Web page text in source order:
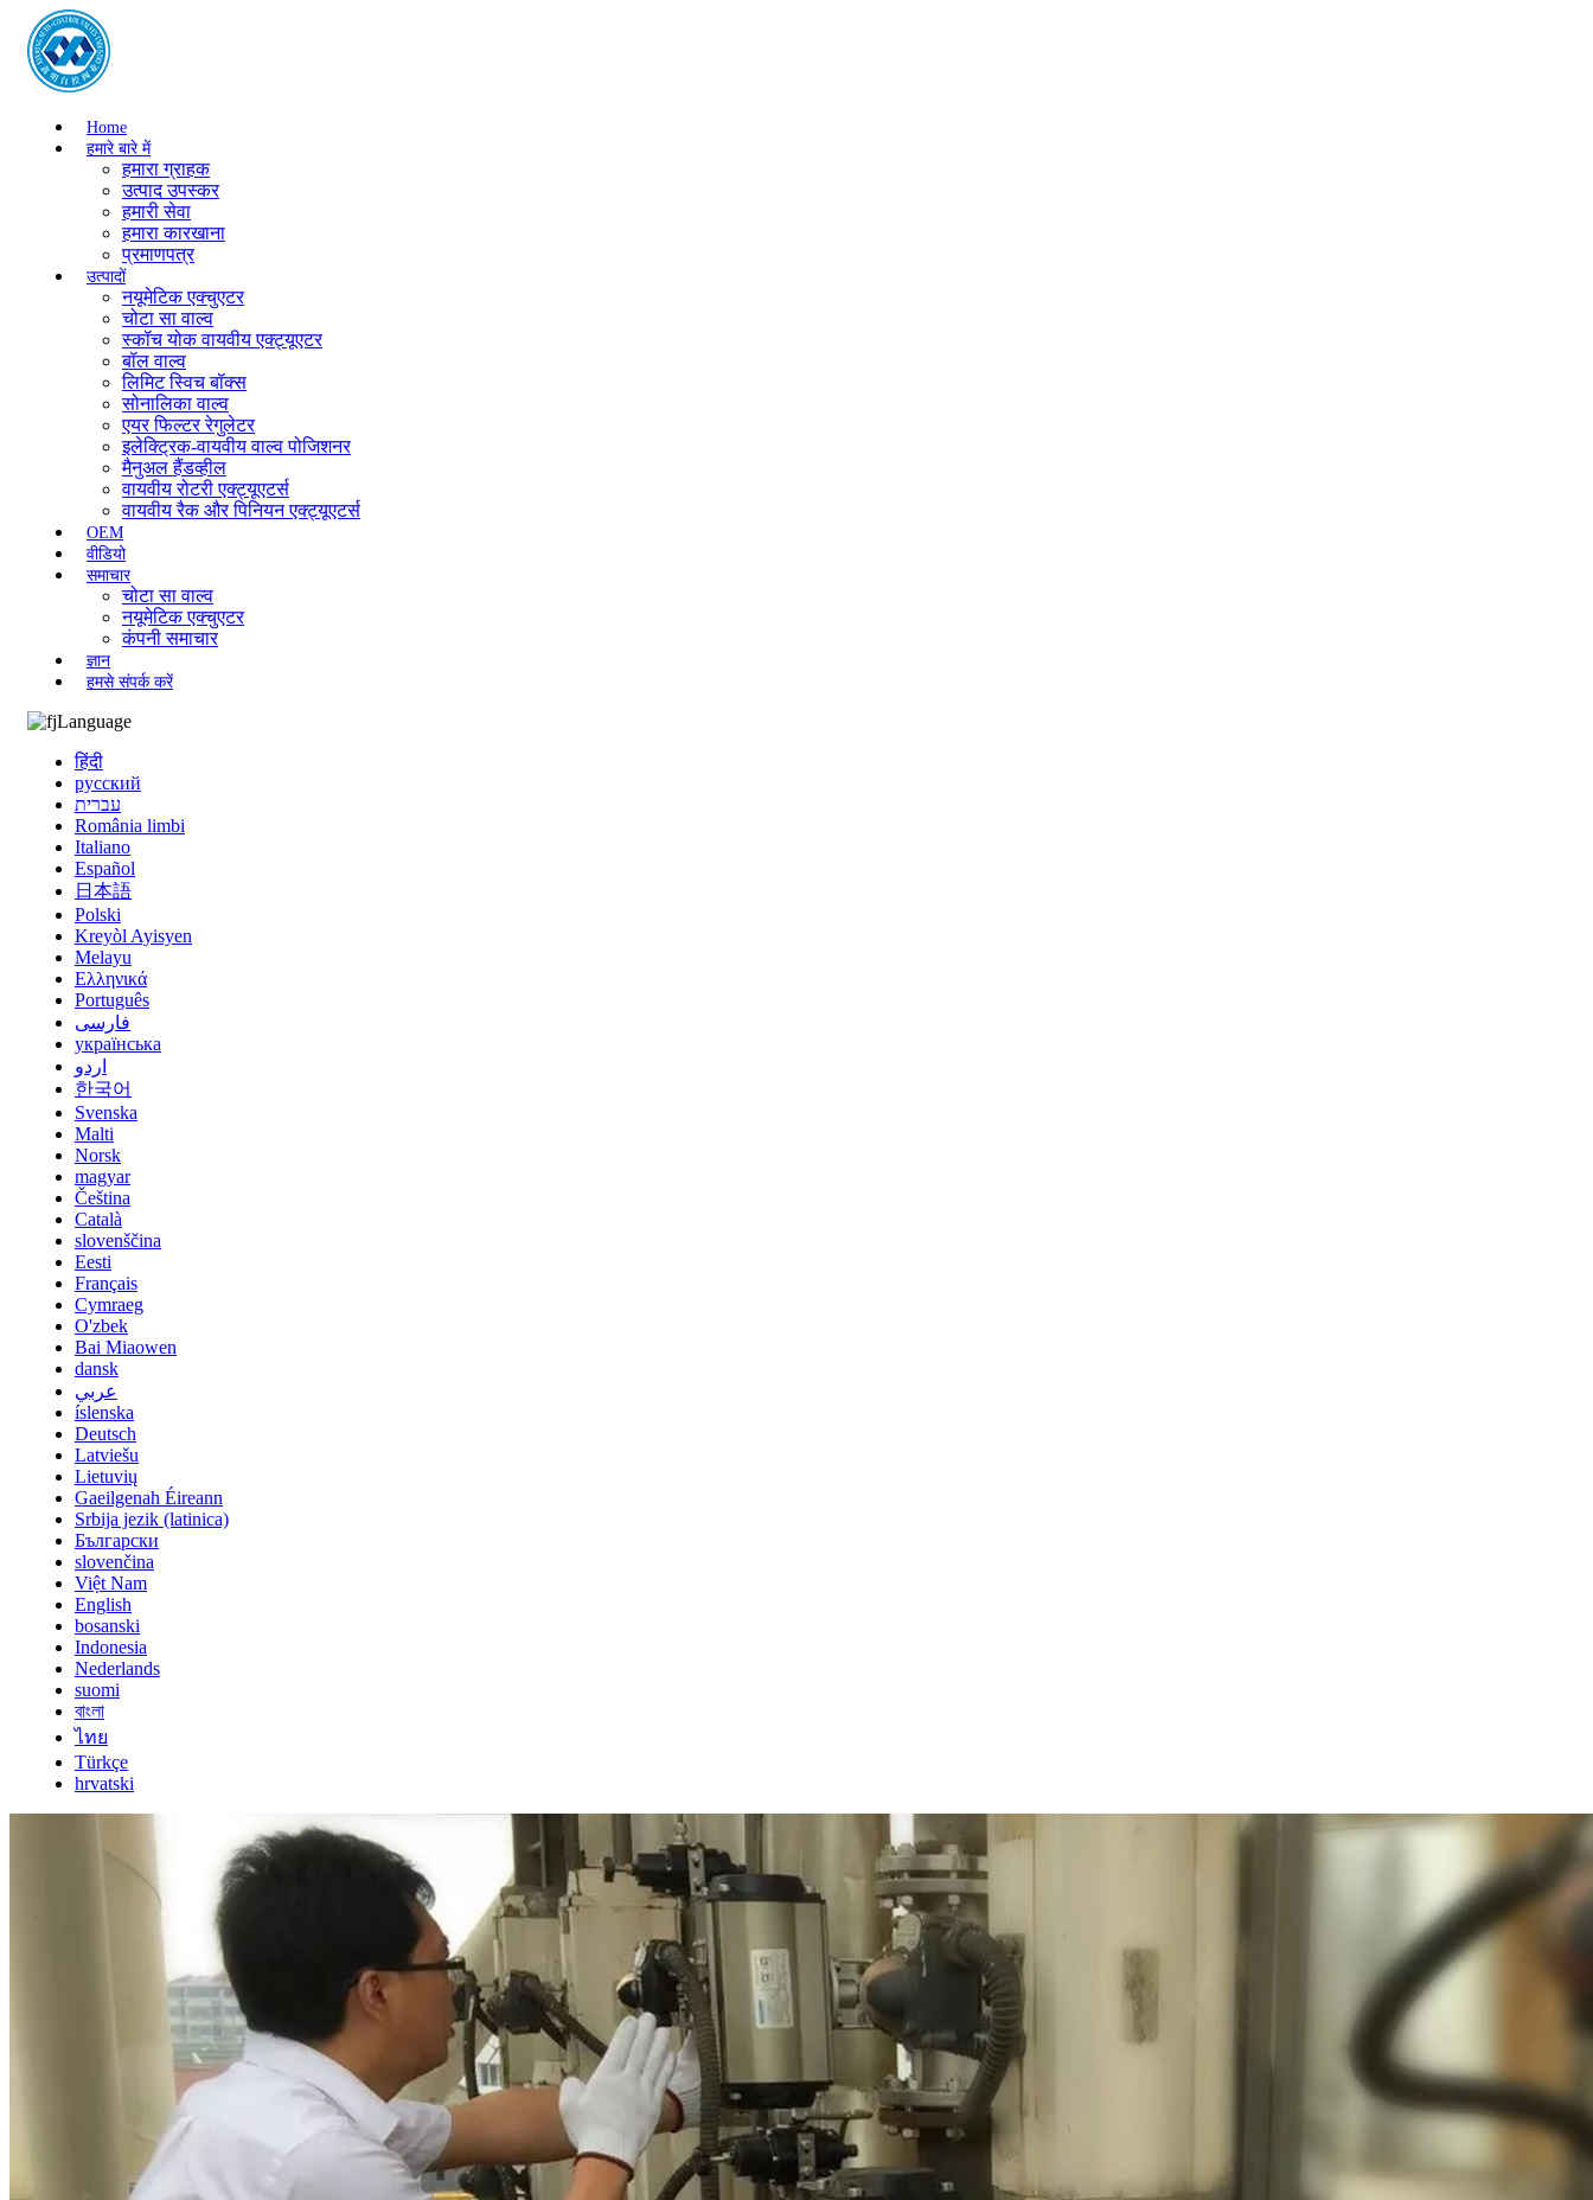
Home
हमारे बारे में
हमारा ग्राहक
उत्पाद उपस्कर
हमारी सेवा
हमारा कारखाना
प्रमाणपत्र
उत्पादों
नयूमेटिक एक्चुएटर
चोटा सा वाल्व
स्कॉच योक वायवीय एक्ट्यूएटर
बॉल वाल्व
लिमिट स्विच बॉक्स
सोनालिका वाल्व
एयर फिल्टर रेगुलेटर
इलेक्ट्रिक-वायवीय वाल्व पोजिशनर
मैनुअल हैंडव्हील
वायवीय रोटरी एक्ट्यूएटर्स
वायवीय रैक और पिनियन एक्ट्यूएटर्स
OEM
वीडियो
समाचार
चोटा सा वाल्व
नयूमेटिक एक्चुएटर
कंपनी समाचार
ज्ञान
हमसे संपर्क करें
Language
हिंदी
русский
עברית
România limbi
Italiano
Español
日本語
Polski
Kreyòl Ayisyen
Melayu
Ελληνικά
Português
فارسی
українська
اردو
한국어
Svenska
Malti
Norsk
magyar
Čeština
Català
slovenščina
Eesti
Français
Cymraeg
O'zbek
Bai Miaowen
dansk
عربي
íslenska
Deutsch
Latviešu
Lietuvių
Gaeilgenah Éireann
Srbija jezik (latinica)
Български
slovenčina
Việt Nam
English
bosanski
Indonesia
Nederlands
suomi
বাংলা
ไทย
Türkçe
hrvatski